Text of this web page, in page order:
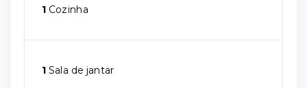
1 Cozinha
1 Sala de jantar